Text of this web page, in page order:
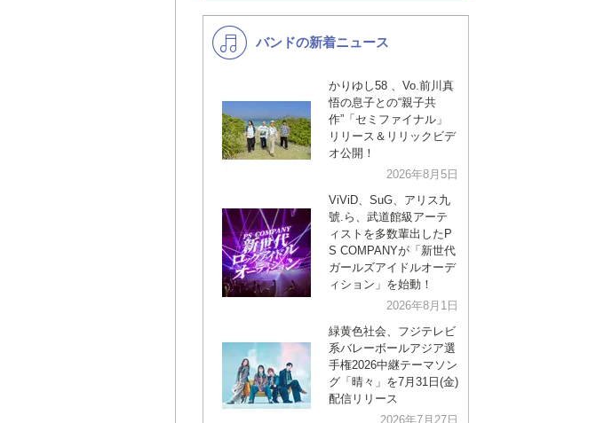
K-POP バンド
洋楽
VTuber ディズニー
バンドの新着ニュース
かりゆし58 、Vo.前川真
悟の息子との“親子共
作”「セミファイナル」
リリース＆リリックビデ
オ公開！
2026年8月5日
ViViD、SuG、アリス九
號.ら、武道館級アーテ
ィストを多数輩出したP
S COMPANYが「新世代
ガールズアイドルオーデ
ィション」を始動！
2026年8月1日
緑黄色社会、フジテレビ
系バレーボールアジア選
手権2026中継テーマソン
グ「晴々」を7月31日(金)
配信リリース
2026年7月27日